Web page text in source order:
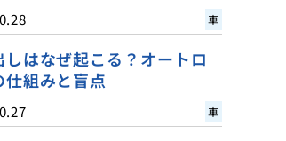
車
しはなぜ起こる？オートロ
仕組みと盲点
車